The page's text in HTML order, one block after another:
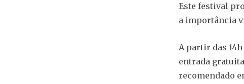
Este festival
a importância
A partir das 14h
entrada
recomendado